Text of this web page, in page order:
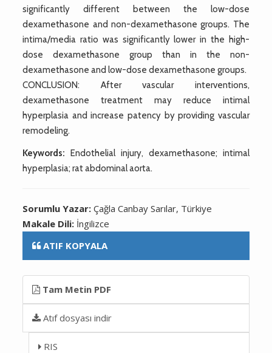
significantly different between the low-dose
dexamethasone and non-dexamethasone groups. The
intima/media ratio was significantly lower in the high-
dose dexamethasone group than in the non-
dexamethasone and low-dose dexamethasone groups.
CONCLUSION: After vascular interventions,
dexamethasone treatment may reduce intimal
hyperplasia and increase patency by providing vascular
remodeling.
Keywords: Endothelial injury, dexamethasone; intimal
hyperplasia; rat abdominal aorta.
Sorumlu Yazar:Çağla Canbay Sarılar, Türkiye
Makale Dili: İngilizce
ATIF KOPYALA
Tam Metin PDF
Atıf dosyası indir
RIS